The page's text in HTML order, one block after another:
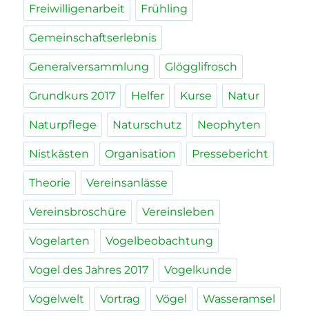
Freiwilligenarbeit Frühling
Gemeinschaftserlebnis
Generalversammlung Glögglifrosch
Grundkurs 2017 Helfer Kurse Natur
Naturpflege Naturschutz Neophyten
Nistkästen Organisation Pressebericht
Theorie Vereinsanlässe
Vereinsbroschüre Vereinsleben
Vogelarten Vogelbeobachtung
Vogel des Jahres 2017 Vogelkunde
Vogelwelt Vortrag Vögel Wasseramsel